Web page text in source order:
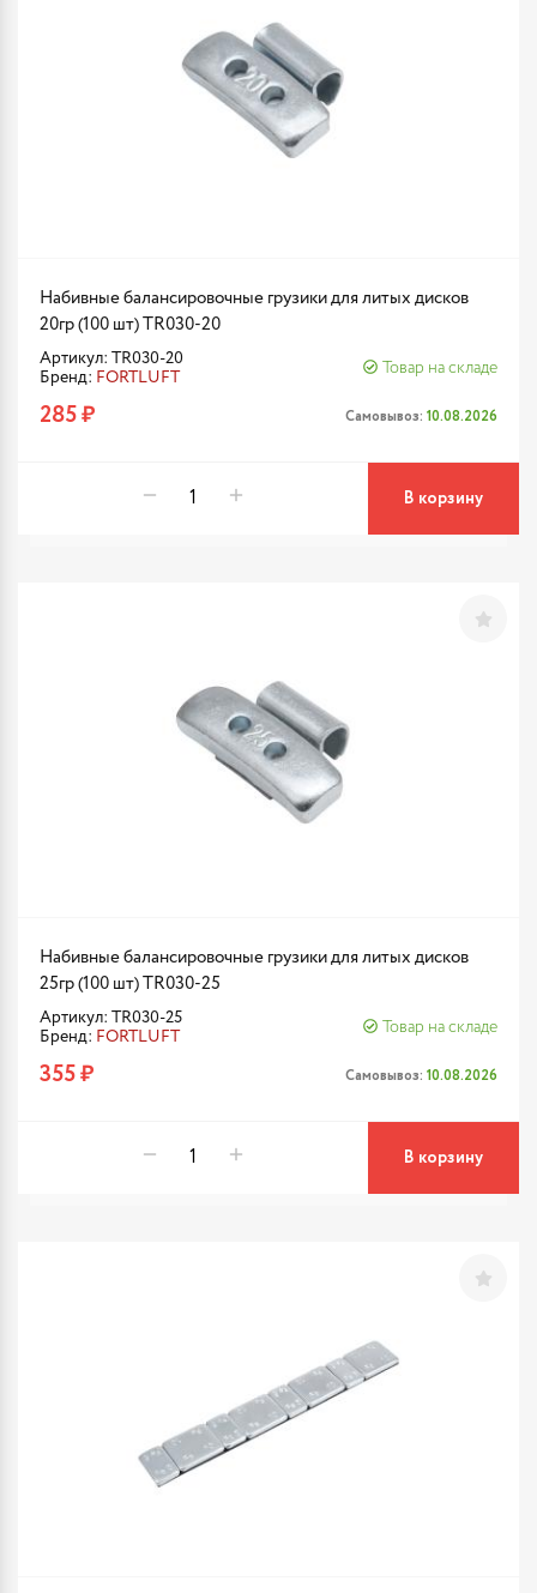
Набивные балансировочные грузики для литых дисков
20гр (100 шт) TR030-20
Артикул: TR030-20
Бренд: FORTLUFT
Товар на складе
285 ₽ Самовывоз: 10.08.2026
В корзину
Набивные балансировочные грузики для литых дисков
25гр (100 шт) TR030-25
Артикул: TR030-25
Бренд: FORTLUFT
Товар на складе
355 ₽ Самовывоз: 10.08.2026
В корзину